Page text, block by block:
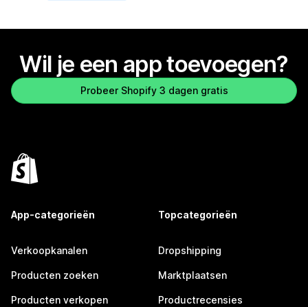
Wil je een app toevoegen?
Probeer Shopify 3 dagen gratis
App-categorieën
Verkoopkanalen
Producten zoeken
Producten verkopen
Topcategorieën
Dropshipping
Marktplaatsen
Productrecensies